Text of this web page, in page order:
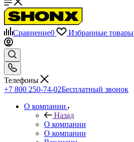
Сравнение0 Избранные товары
Телефоны
+7 800 250-74-02Бесплатный звонок
О компании
Назад
О компании
О компании